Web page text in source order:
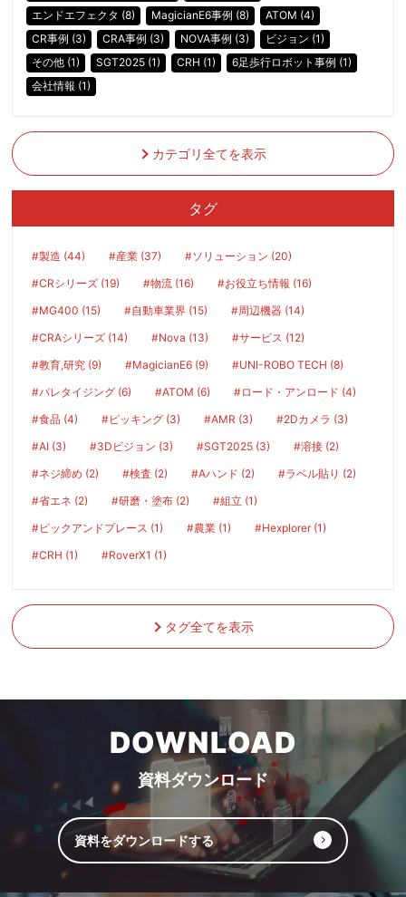
エンドエフェクタ (8)
MagicianE6事例 (8)
ATOM (4)
CR事例 (3)
CRA事例 (3) NOVA事例 (3)
ビジョン (1)
その他 (1)
SGT2025 (1) CRH (1)
6足歩行ロボット事例 (1)
会社情報 (1)
カテゴリ全てを表示
タグ
#製造 (44) #産業 (37)
#ソリューション (20)
#CRシリーズ (19)
#物流 (16)
#お役立ち情報 (16)
#MG400 (15)
#自動車業界 (15)
#周辺機器 (14)
#CRAシリーズ (14)
#Nova (13)
#サービス (12)
#教育,研究 (9)
#MagicianE6 (9)
#UNI-ROBO TECH (8)
#パレタイジング (6)
#ATOM (6)
#ロード・アンロード (4)
#食品 (4)
#ピッキング (3) #AMR (3)
#2Dカメラ (3)
#AI (3)
#3Dビジョン (3) #SGT2025 (3)
#溶接 (2)
#ネジ締め (2)
#検査 (2) #Aハンド (2)
#ラベル貼り (2)
#省エネ (2)
#研磨・塗布 (2)
#組立 (1)
#ピックアンドプレース (1)
#農業 (1)
#Hexplorer (1)
#CRH (1)
#RoverX1 (1)
タグ全てを表示
DOWNLOAD
資料ダウンロード
資料をダウンロードする